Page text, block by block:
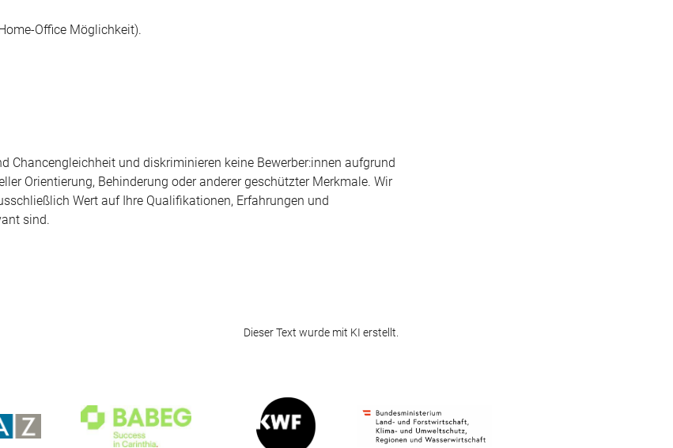
Office Möglichkeit).
Chancengleichheit und diskriminieren keine Bewerber:innen aufgrund
Orientierung, Behinderung oder anderer geschützter Merkmale. Wir
Wert auf Ihre Qualifikationen, Erfahrungen und
sind.
Dieser Text wurde mit KI erstellt.